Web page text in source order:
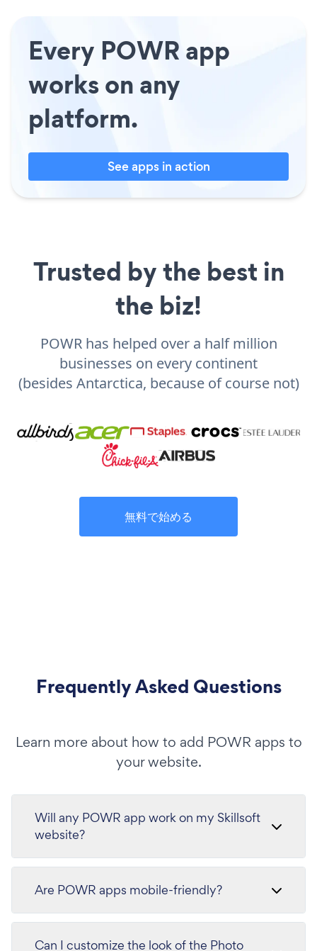
Every POWR app
works on any
platform.
See apps in action
Trusted by the best in
the biz!
POWR has helped over a half million
businesses on every continent
(besides Antarctica, because of course not)
無料で始める
Frequently Asked Questions
Learn more about how to add POWR apps to
your website.
Will any POWR app work on my Skillsoft
website?
Are POWR apps mobile-friendly?
Can I customize the look of the Photo